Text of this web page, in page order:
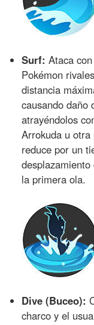
Surf: Ataca
Pokémon
distancia
causando daño
atrayéndolos
Arrokuda u
reduce por un
la primera ola.
Dive (Buceo):
charco y el